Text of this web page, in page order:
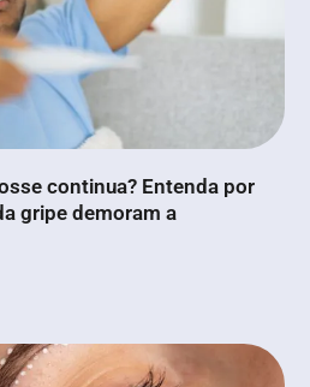
continua? Entenda por
gripe demoram a